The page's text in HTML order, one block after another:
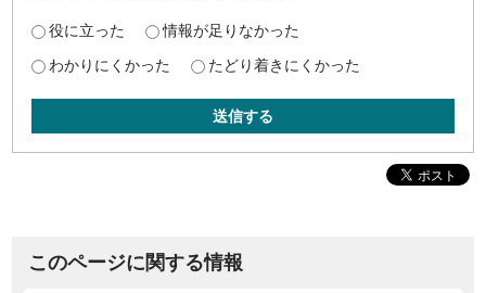
役に立った
情報が足りなかった
わかりにくかった
たどり着きにくかった
送信する
このページに関する情報